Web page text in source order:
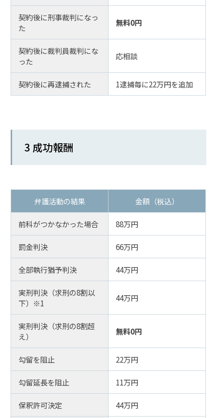
契約後に刑事裁判になっ
た
無料0円
契約後に裁判員裁判にな
った
応相談
契約後に再逮捕された 1逮捕毎に22万円を追加
3 成功報酬
弁護活動の結果 金額（税込）
前科がつかなかった場合 88万円
罰金判決 66万円
全部執行猶予判決 44万円
実刑判決（求刑の8割以
下）※1
44万円
実刑判決（求刑の8割超
え）
無料0円
勾留を阻止 22万円
勾留延長を阻止 11万円
保釈許可決定 44万円